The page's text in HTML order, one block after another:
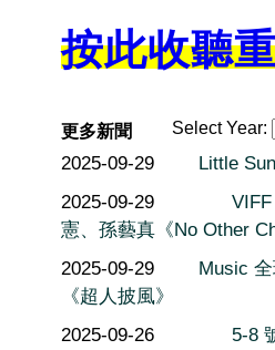
按此收聽
Select Year:
更多新聞
2025-09-29
Little
2025-09-29
憲、孫藝真《No Other
2025-09-29
Music
《超人披風》
2025-09-26
5-8